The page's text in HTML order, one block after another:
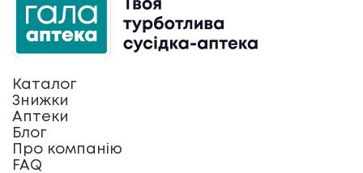
Каталог
Знижки
Аптеки
Блог
Про компанію
FAQ